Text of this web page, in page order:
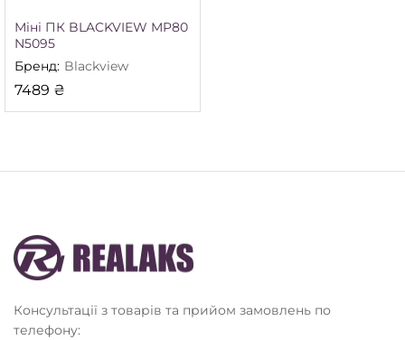
Міні ПК BLACKVIEW MP80
N5095
Бренд: Blackview
7489 ₴
Консультації з товарів та прийом замовлень по
телефону: